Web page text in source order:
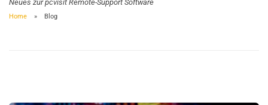
Neues zur pcvisit Remote-Support Software
Home Blog